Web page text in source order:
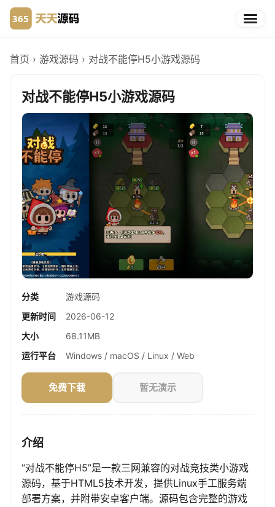
首页 › 游戏源码 › 对战不能停H5小游戏源码
对战不能停H5小游戏源码
分类
游戏源码
更新时间
2026-06-12
大小
68.11MB
运行平台
Windows / macOS / Linux / Web
免费下载 暂无演示
介绍
“对战不能停H5”是一款三网兼容的对战竞技类小游戏
源码，基于HTML5技术开发，提供Linux手工服务端
部署方案，并附带安卓客户端。源码包含完整的游戏